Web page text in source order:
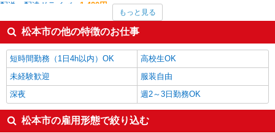
配送・配達ドライバー 1,420円
サービス提供責任者・ソーシャルワーカー1,409円
栄養士・管理栄養士 1,400円
その他飲食・フード1,400円
CADオペレーター・積算1,390円
松本市の他の職種の平均時給を見る
もっと見る
松本市の他の特徴のお仕事
短時間勤務（1日4h以内）OK
高校生OK
未経験歓迎
服装自由
深夜
週2～3日勤務OK
松本市の雇用形態で絞り込む